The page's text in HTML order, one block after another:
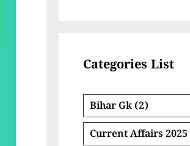
Categories List
Bihar Gk (2)
Current Affairs 2025